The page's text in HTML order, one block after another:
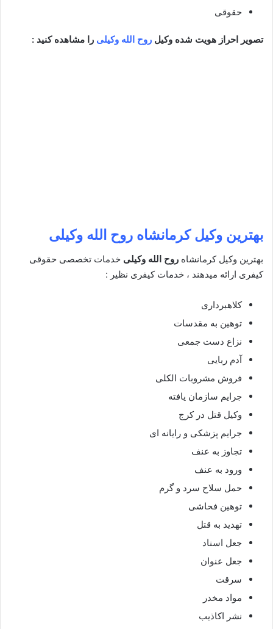
حقوقی
تصویر احراز هویت شده وکیل روح الله وکیلی را مشاهده کنید :
بهترین وکیل کرمانشاه روح الله وکیلی
بهترین وکیل کرمانشاه روح الله وکیلی خدمات تخصصی حقوقی
کیفری ارائه میدهند ، خدمات کیفری نظیر :
کلاهبرداری
توهین به مقدسات
نزاع دست جمعی
آدم ربایی
فروش مشروبات الکلی
جرایم سازمان یافته
وکیل قتل در کرج
جرایم پزشکی و رایانه ای
تجاوز به عنف
ورود به عنف
حمل سلاح سرد و گرم
توهین فحاشی
تهدید به قتل
جعل اسناد
جعل عنوان
سرقت
مواد مخدر
نشر اکاذیب